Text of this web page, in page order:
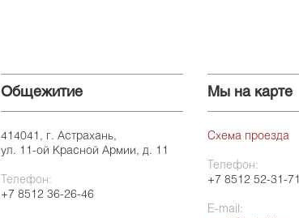
Общежитие
414041, г. Астрахань,
ул. 11-ой Красной Армии, д. 11
Телефон:
+7 8512 36-26-46
Мы на карте
Схема проезда
Телефон:
+7 8512 52-31-71
E-mail: